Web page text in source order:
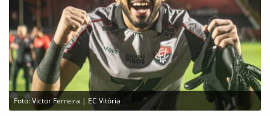
Foto: Victor Ferreira | EC Vitória